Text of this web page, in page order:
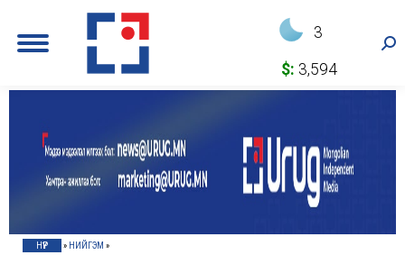
3
$: 3,594
НҮҮР » НИЙГЭМ »